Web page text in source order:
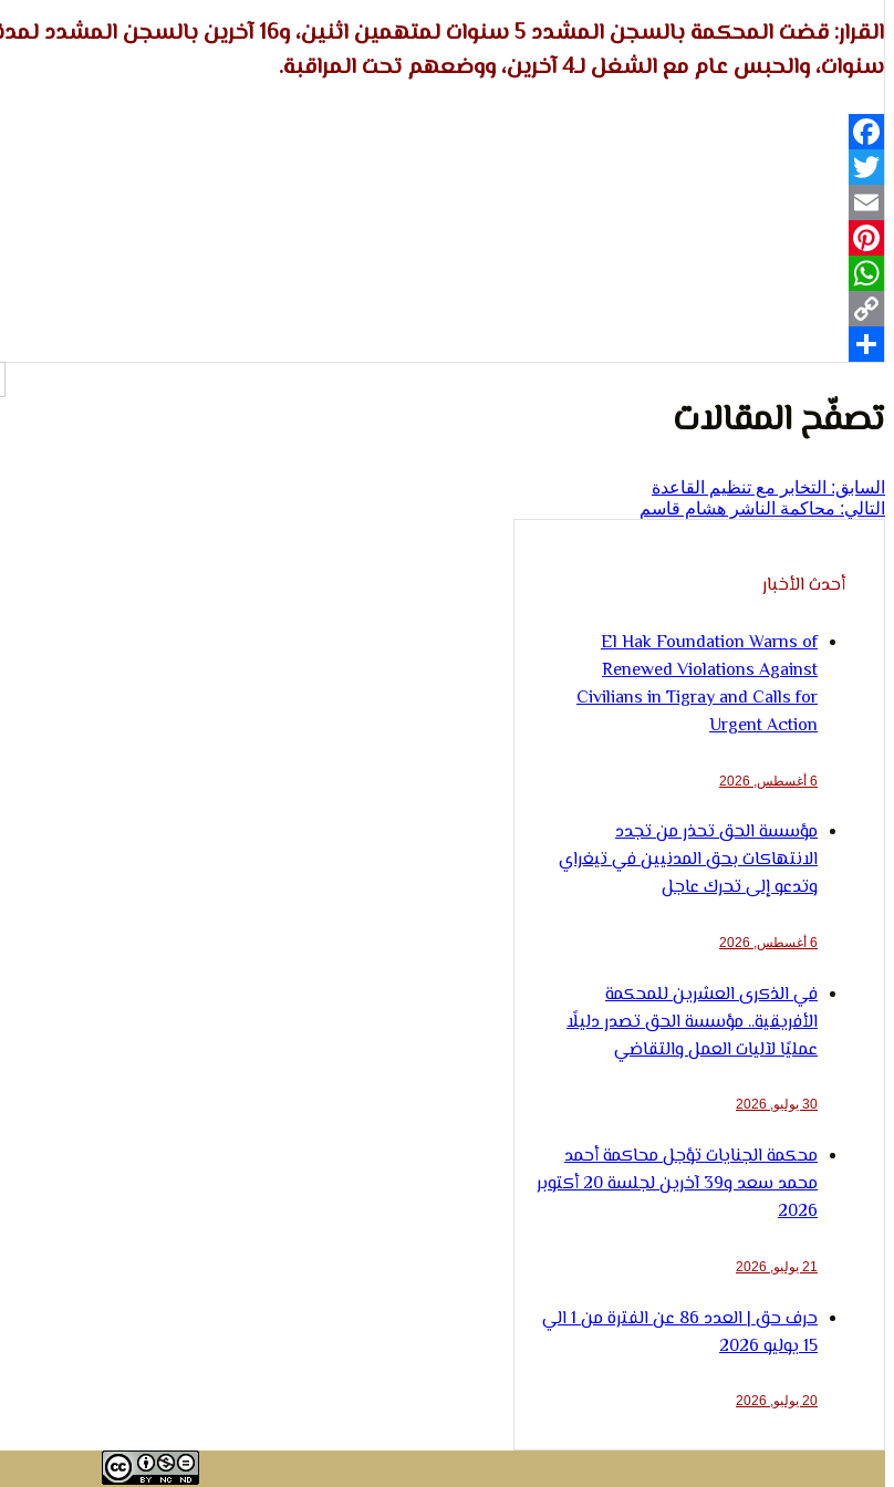
سنوات، والحبس عام مع الشغل لـ4 آخرين، ووضعهم تحت المراقبة.
Facebook
Twitter
Email
Pinterest
WhatsApp
Copy
تصفّح المقالات
السابق: التخابر مع تنظيم القاعدة
التالي: محاكمة الناشر هشام قاسم
أحدث الأخبار
El Hak Foundation Warns of
Renewed Violations Against
Civilians in Tigray and Calls for
Urgent Action
6 أغسطس, 2026
مؤسسة الحق تحذر من تجدد
الانتهاكات بحق المدنيين في تيغراي
وتدعو إلى تحرك عاجل
6 أغسطس, 2026
في الذكرى العشرين للمحكمة
الأفريقية.. مؤسسة الحق تصدر دليلًا
عمليًا لآليات العمل والتقاضي
30 يوليو, 2026
محكمة الجنايات تؤجل محاكمة أحمد
محمد سعد و39 آخرين لجلسة 20 أكتوبر
2026
21 يوليو, 2026
حرف حق | العدد 86 عن الفترة من 1 الي
15 يوليو 2026
20 يوليو, 2026